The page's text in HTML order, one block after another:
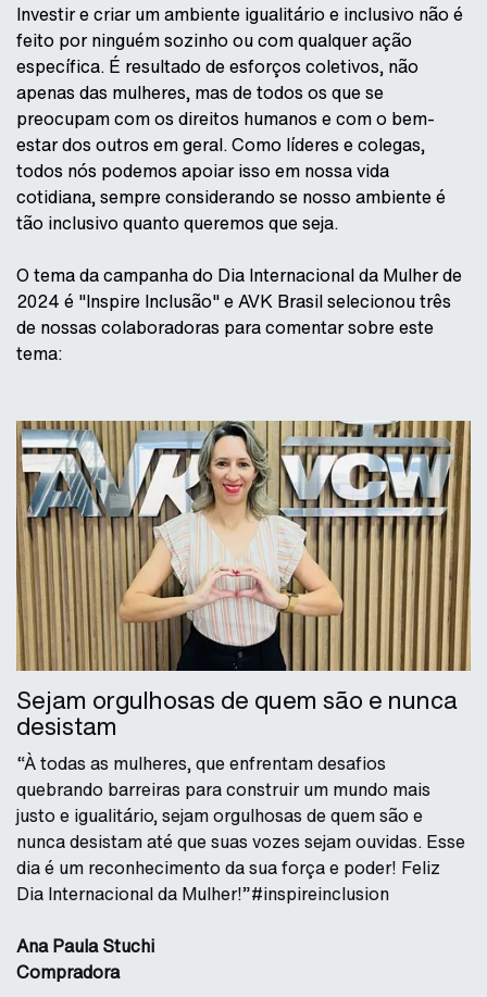
Investir e criar um ambiente igualitário e inclusivo não é
feito por ninguém sozinho ou com qualquer ação
específica. É resultado de esforços coletivos, não
apenas das mulheres, mas de todos os que se
preocupam com os direitos humanos e com o bem-
estar dos outros em geral. Como líderes e colegas,
todos nós podemos apoiar isso em nossa vida
cotidiana, sempre considerando se nosso ambiente é
tão inclusivo quanto queremos que seja.
O tema da campanha do Dia Internacional da Mulher de
2024 é "Inspire Inclusão" e AVK Brasil selecionou três
de nossas colaboradoras para comentar sobre este
tema:
Sejam orgulhosas de quem são e nunca
desistam
“À todas as mulheres, que enfrentam desafios
quebrando barreiras para construir um mundo mais
justo e igualitário, sejam orgulhosas de quem são e
nunca desistam até que suas vozes sejam ouvidas. Esse
dia é um reconhecimento da sua força e poder! Feliz
Dia Internacional da Mulher!”#inspireinclusion
Ana Paula Stuchi
Compradora